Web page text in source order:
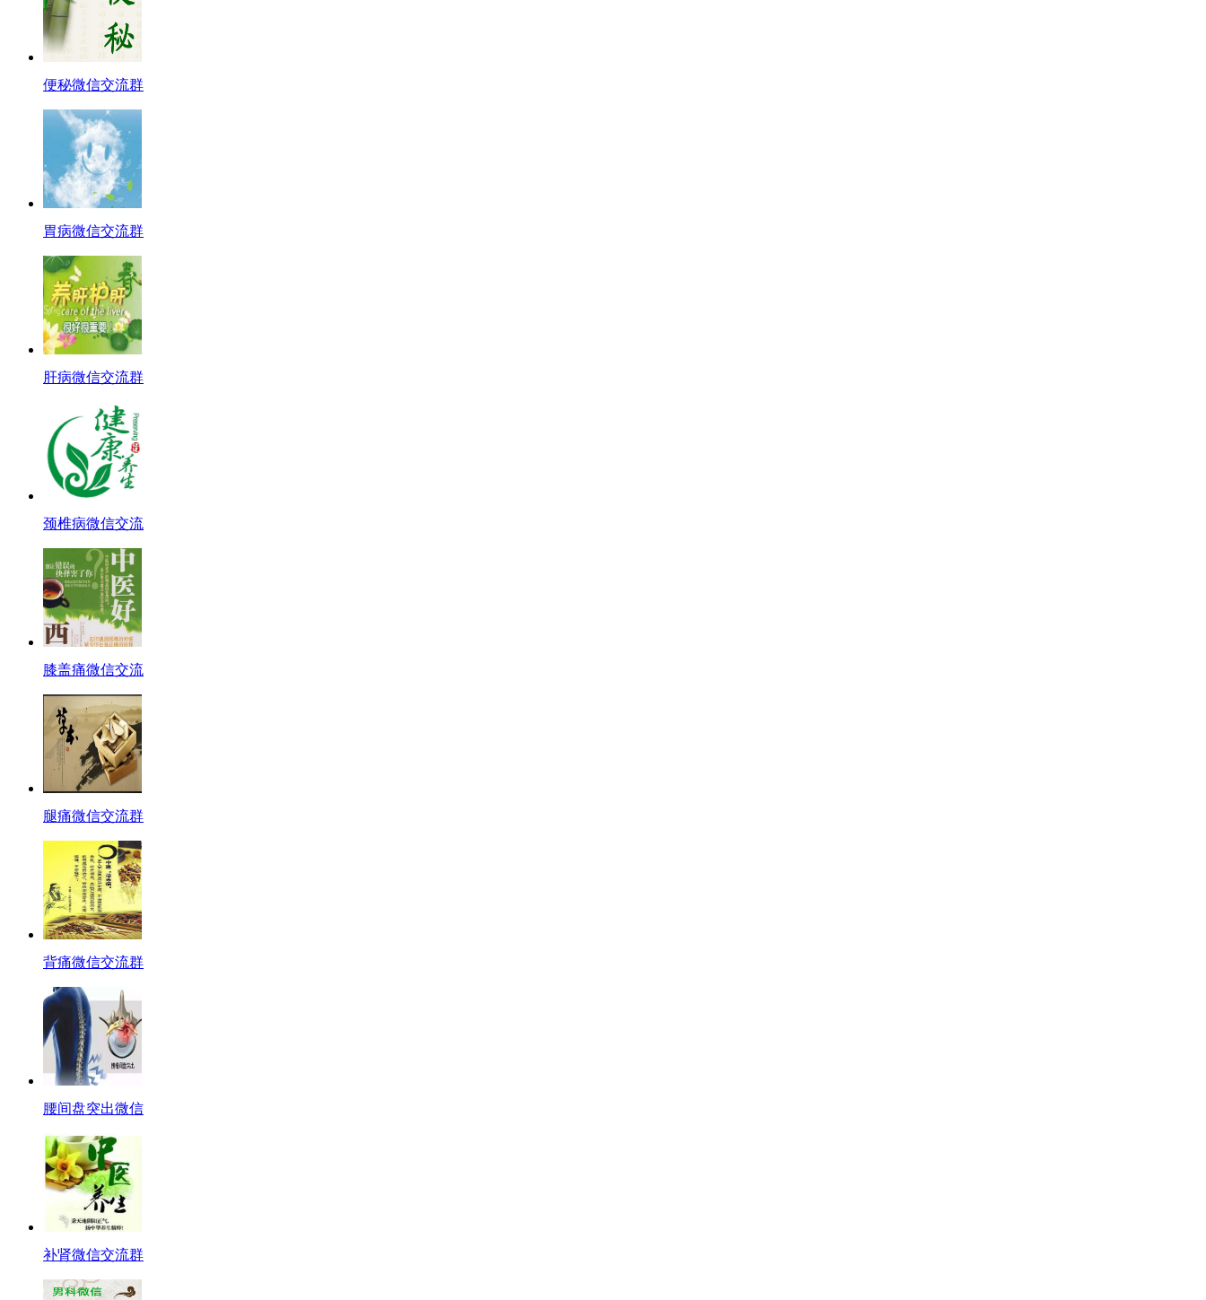
便秘微信交流群
胃病微信交流群
肝病微信交流群
颈椎病微信交流
膝盖痛微信交流
腿痛微信交流群
背痛微信交流群
腰间盘突出微信
补肾微信交流群